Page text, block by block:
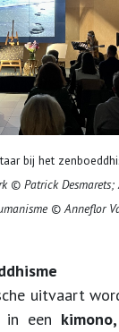
bij het
© Patrick
© Anneflor
uitvaart
in een kimono,